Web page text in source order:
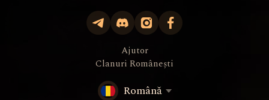
Ajutor
Clanuri Românești
Română